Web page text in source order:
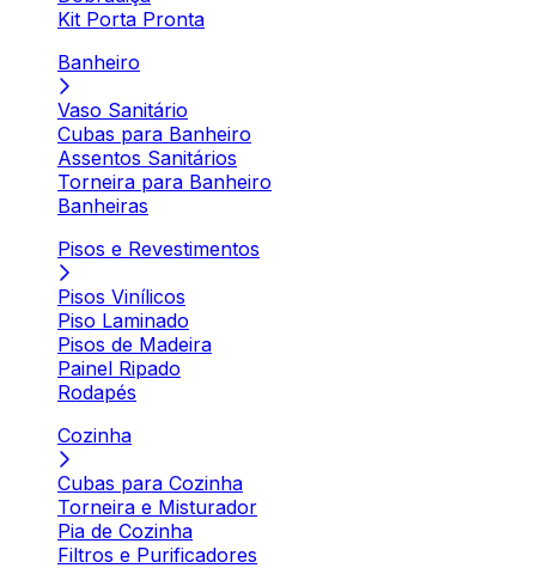
Kit Porta Pronta
Banheiro
Vaso Sanitário
Cubas para Banheiro
Assentos Sanitários
Torneira para Banheiro
Banheiras
Pisos e Revestimentos
Pisos Vinílicos
Piso Laminado
Pisos de Madeira
Painel Ripado
Rodapés
Cozinha
Cubas para Cozinha
Torneira e Misturador
Pia de Cozinha
Filtros e Purificadores